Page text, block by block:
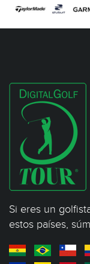
Si eres un
estos países,